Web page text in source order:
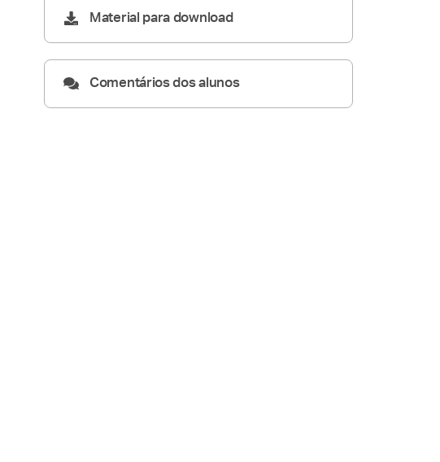
Material para download
Comentários dos alunos